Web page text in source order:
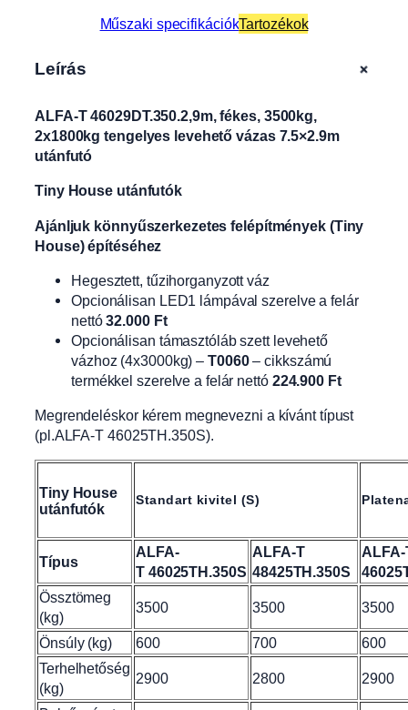
Műszaki specifikációkTartozékok
Leírás +
ALFA-T 46029DT.350.2,9m, fékes, 3500kg,
2x1800kg tengelyes levehető vázas 7.5×2.9m
utánfutó
Tiny House utánfutók
Ajánljuk könnyűszerkezetes felépítmények (Tiny
House) építéséhez
Hegesztett, tűzihorganyzott váz
Opcionálisan LED1 lámpával szerelve a felár
nettó32.000 Ft
Opcionálisan támasztóláb szett levehető
vázhoz (4x3000kg) – T0060– cikkszámú
termékkel szerelve a felár nettó 224.900 Ft
Megrendeléskor kérem megnevezni a kívánt típust
(pl.ALFA-T 46025TH.350S).
Tiny House
utánfutók
Standart kivitel (S)
Típus
ALFA-
T 46025TH.350S
ALFA-T
48425TH.350S
ALFA-
Össztömeg
(kg)
3500 3500 3500
Önsúly (kg) 600 700
600
Terhelhetőség
(kg)
2900 2800 2900